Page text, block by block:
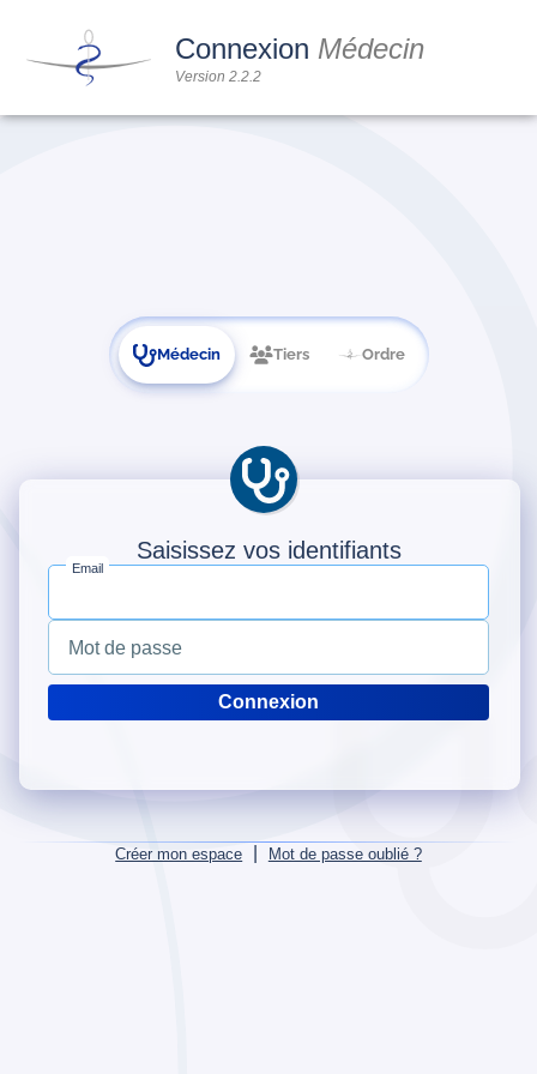
Connexion Médecin
Version 2.2.2
Médecin Tiers Ordre
Saisissez vos identifiants
Email
Mot de passe
Créer mon espace Mot de passe oublié ?